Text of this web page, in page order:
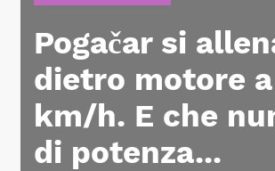
Pogačar si
dietro motore
km/h. E che
di potenza...